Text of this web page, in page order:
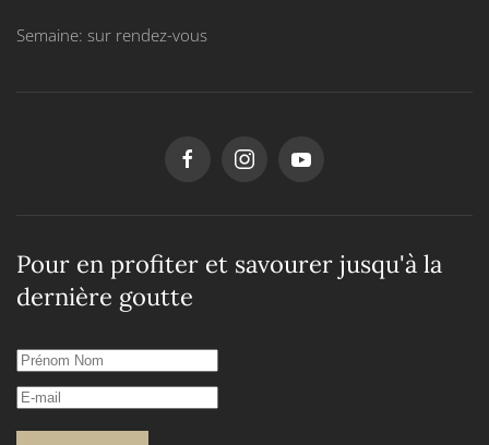
Semaine: sur rendez-vous
Pour en profiter et savourer jusqu'à la
dernière goutte